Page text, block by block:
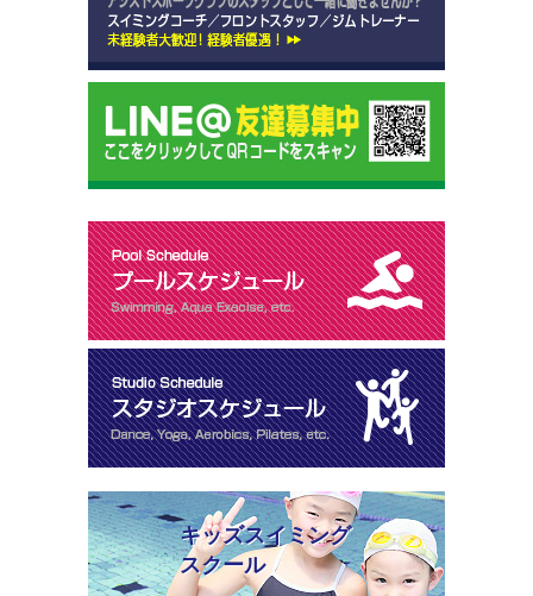
キッズスイミング
スクール